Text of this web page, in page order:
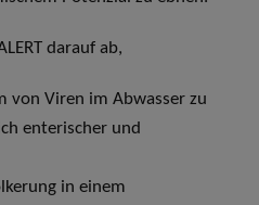
darauf ab,
von Viren im Abwasser zu
enterischer und
in einem